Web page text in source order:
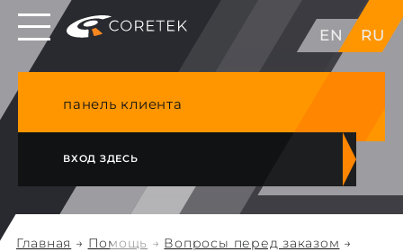
EN RU
Выделенные серверы в ЕС, Японии, ГК, США
NVME VPS & cPanel премиум хостинг в
панель клиента
ВХОД ЗДЕСЬ
Главная → Помощь → Вопросы перед заказом →